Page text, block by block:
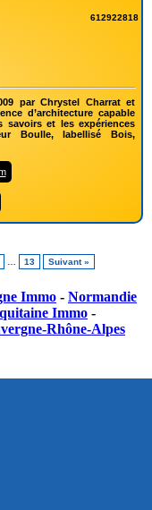
612922818
par Chrystel Charrat et
d’architecture capable
et les expériences
Boulle, labellisé Bois,
13 Suivant »
Immo - Normandie
Immo -
Rhône-Alpes